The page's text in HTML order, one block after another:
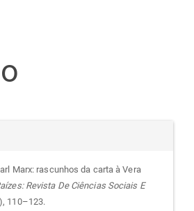
Marx: rascunhos da carta à Vera
Revista De Ciências Sociais E
110–123.